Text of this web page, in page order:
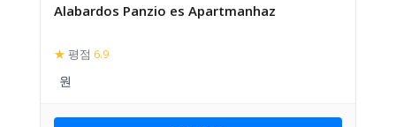
Alabardos Panzio es Apartmanhaz
★ 평점 6.9